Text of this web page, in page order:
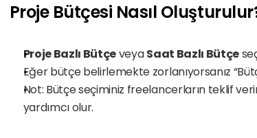
Proje Bütçesi Nasıl
Proje Bazlı Bütçe veya Saat Bazlı Bütçe
Eğer bütçe belirlemekte zorlanıyorsanız
Not: Bütçe seçiminiz freelancerların teklif
yardımcı olur.